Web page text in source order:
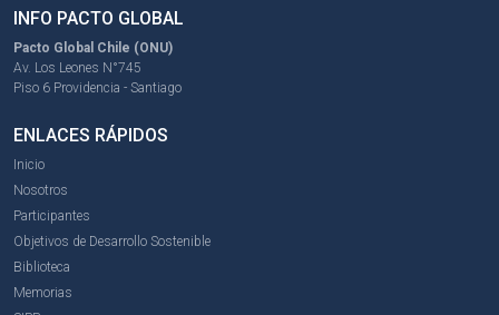
INFO PACTO GLOBAL
Pacto Global Chile (ONU)
Av. Los Leones N°745
Piso 6 Providencia - Santiago
ENLACES RÁPIDOS
Inicio
Nosotros
Participantes
Objetivos de Desarrollo Sostenible
Biblioteca
Memorias